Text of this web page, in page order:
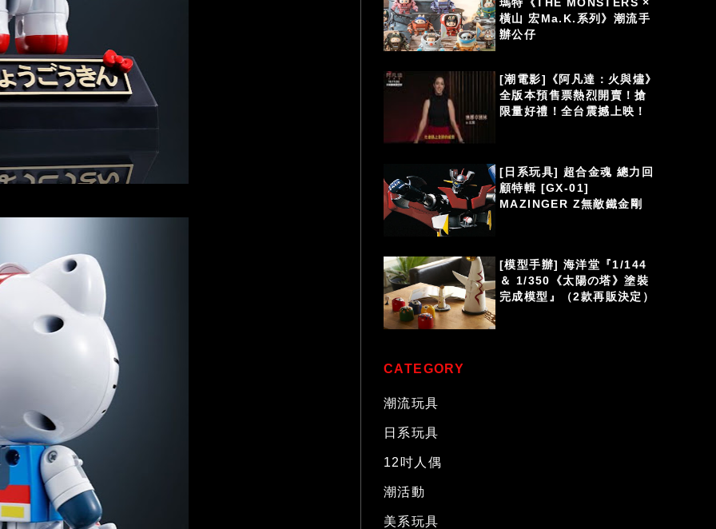
橫山 宏Ma.K.系列》潮流手
辦公仔
[潮電影]《阿凡達：火與燼》
全版本預售票熱烈開賣！搶
限量好禮！全台震撼上映！
[日系玩具] 超合金魂 總力回
顧特輯 [GX-01]
MAZINGER Z無敵鐵金剛
[模型手辦] 海洋堂『1/144
＆ 1/350《太陽の塔》塗裝
完成模型』（2款再販決定）
CATEGORY
潮流玩具
日系玩具
12吋人偶
潮活動
美系玩具